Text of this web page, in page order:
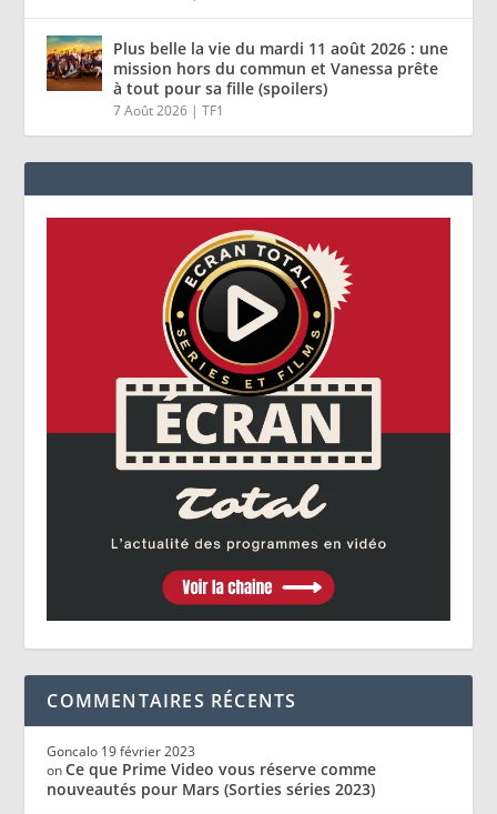
Plus belle la vie du mardi 11 août 2026 : une
mission hors du commun et Vanessa prête
à tout pour sa fille (spoilers)
7 Août 2026 |TF1
COMMENTAIRES RÉCENTS
Goncalo 19 février 2023
onCe que Prime Video vous réserve comme
nouveautés pour Mars (Sorties séries 2023)